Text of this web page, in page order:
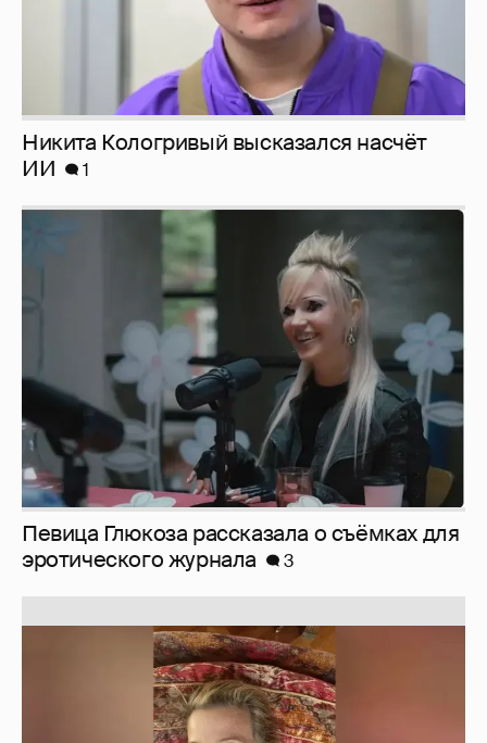
Певица Глюкоза рассказала о съёмках для
эротического журнала
3
Юлия Высоцкая выложила селфи без